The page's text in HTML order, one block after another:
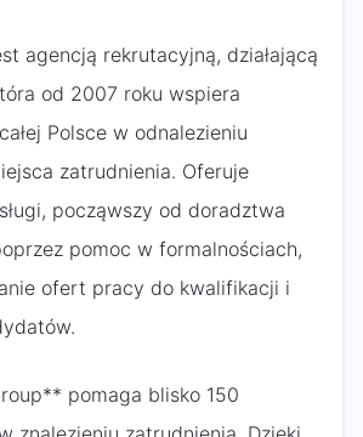
agencją rekrutacyjną, działającą
od 2007 roku wspiera
Polsce w odnalezieniu
zatrudnienia. Oferuje
począwszy od doradztwa
pomoc w formalnościach,
ofert pracy do kwalifikacji i
pomaga blisko 150